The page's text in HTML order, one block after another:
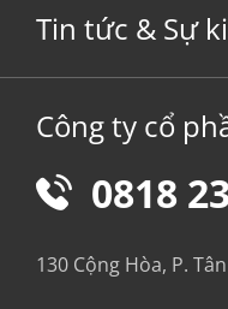
Tin tức & Sự
Công ty cổ
0818
130 Cộng Hòa, P.